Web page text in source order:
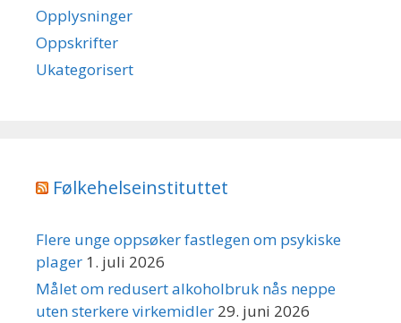
Opplysninger
Oppskrifter
Ukategorisert
Følkehelseinstituttet
Flere unge oppsøker fastlegen om psykiske
plager 1. juli 2026
Målet om redusert alkoholbruk nås neppe
uten sterkere virkemidler 29. juni 2026